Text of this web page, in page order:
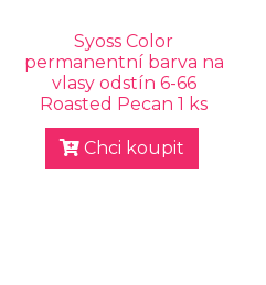
Syoss Color
permanentní barva na
vlasy odstín 6-66
Roasted Pecan 1 ks
Chci koupit